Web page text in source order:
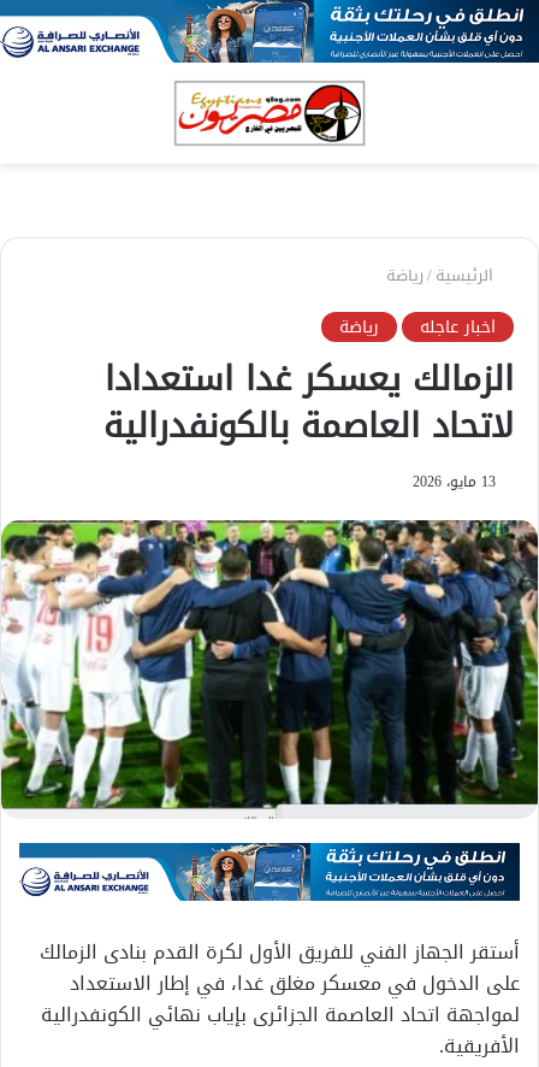
الرئيسية/رياضة
اخبار عاجله رياضة
الزمالك يعسكر غدا استعدادا
لاتحاد العاصمة بالكونفدرالية
13 مايو، 2026
أستقر الجهاز الفني للفريق الأول لكرة القدم بنادى الزمالك
على الدخول في معسكر مغلق غدا، في إطار الاستعداد
لمواجهة اتحاد العاصمة الجزائرى بإياب نهائي الكونفدرالية
الأفريقية.